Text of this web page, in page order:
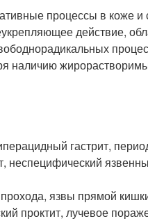
процессы в коже и
действие,
наличию
гастрит,
неспецифический
язвы прямой
проктит, лучевое